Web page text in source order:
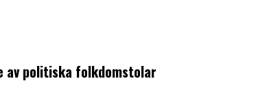
av politiska folkdomstolar